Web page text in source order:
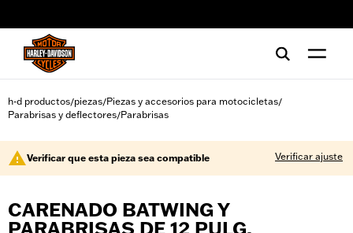
h-d productos/piezas/Piezas y accesorios para motocicletas/
Parabrisas y deflectores/Parabrisas
Verificar que esta pieza sea compatible Verificar ajuste
CARENADO BATWING Y